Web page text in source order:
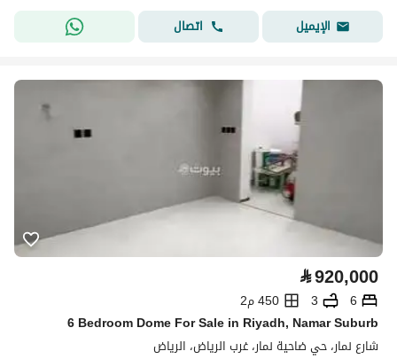
الإيميل
اتصال
⃁920,000
6
3
450 م2
6 Bedroom Dome For Sale in Riyadh, Namar Suburb
شارع نمار، حي ضاحية نمار، غرب الرياض، الرياض